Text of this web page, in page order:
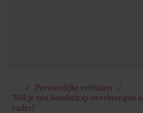
Persoonlijke verhalen
‘Wil je een boodschap overbrengen
vader?’